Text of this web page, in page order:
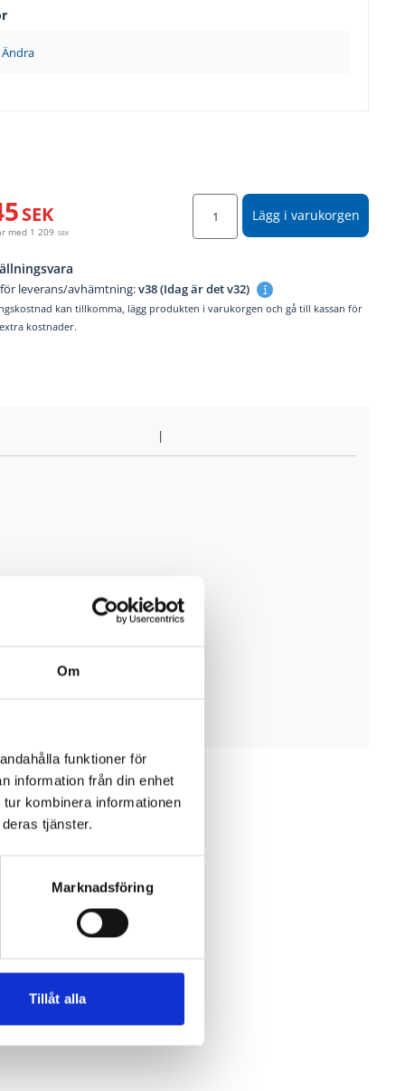
Om
funktioner för
information från din enhet
kombinera informationen
tjänster.
Marknadsföring
Tillåt alla
Ändra
Lägg i varukorgen
SEK
med 1 209 SEK
för leverans/avhämtning:v38 (Idag är det v32)
kan tillkomma, lägg produkten i varukorgen och gå till kassan för
kostnader.